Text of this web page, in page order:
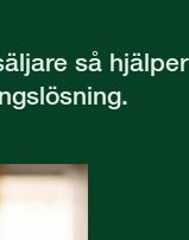
så hjälper